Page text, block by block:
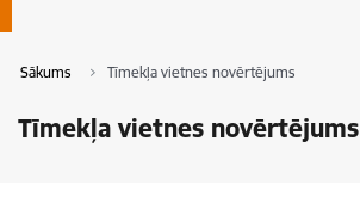
Sākums Tīmekļa vietnes novērtējums
Tīmekļa vietnes novērtējums